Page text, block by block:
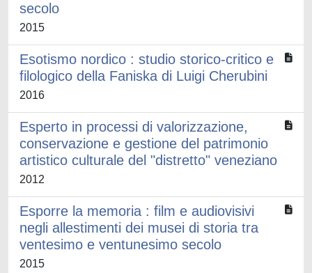
secolo
2015
Esotismo nordico : studio storico-critico e
filologico della Faniska di Luigi Cherubini
2016
Esperto in processi di valorizzazione,
conservazione e gestione del patrimonio
artistico culturale del "distretto" veneziano
2012
Esporre la memoria : film e audiovisivi
negli allestimenti dei musei di storia tra
ventesimo e ventunesimo secolo
2015